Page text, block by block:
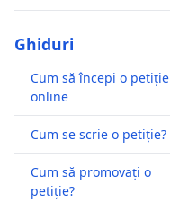
Ghiduri
Cum să începi o petiție
online
Cum se scrie o petiție?
Cum să promovați o
petiție?